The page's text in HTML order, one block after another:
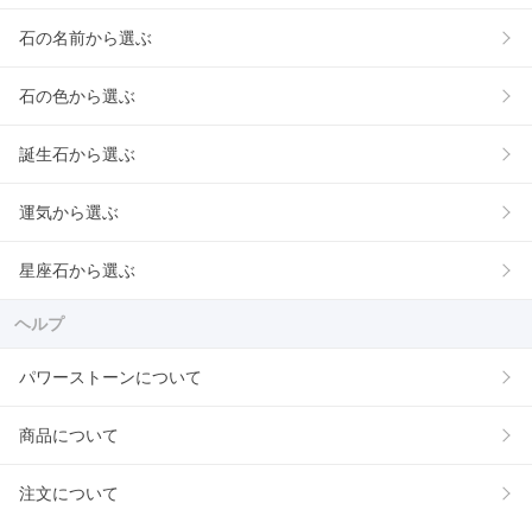
石の名前から選ぶ
石の色から選ぶ
誕生石から選ぶ
運気から選ぶ
星座石から選ぶ
ヘルプ
パワーストーンについて
商品について
注文について